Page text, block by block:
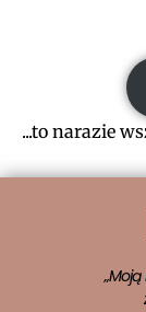
...to narazie